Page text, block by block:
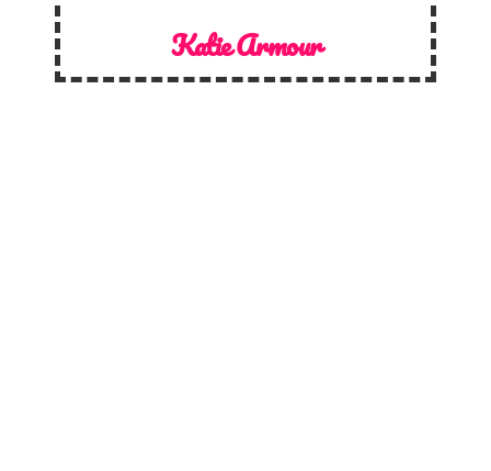
Katie Armour